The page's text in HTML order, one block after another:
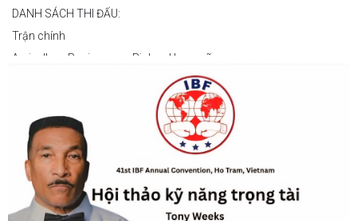
DANH SÁCH THI ĐẤU:
Trận chính
Arvin Jhon Paciones vs Richard Laspoña
Zyvyr John Medecilo vs Tatsuro Nakashima
Junny Bugas vs Jeven Villacite
Claire Villarosa vs Felipe Tiempo
Các trận undercard
Jeff Santos vs Miller Alapormina
Yuga Ozaki vs Jonathan Refugio